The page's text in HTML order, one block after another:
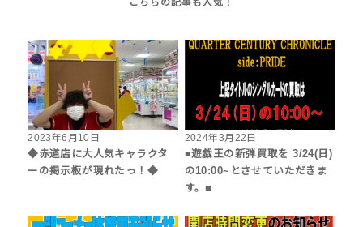
2023年6月10日
◆赤道店に大人気キャラクタ
ーの掲示板が現れたっ！◆
2024年3月22日
■遊戯王の新弾買取を 3/24(日)
の10:00~とさせていただきま
す。■